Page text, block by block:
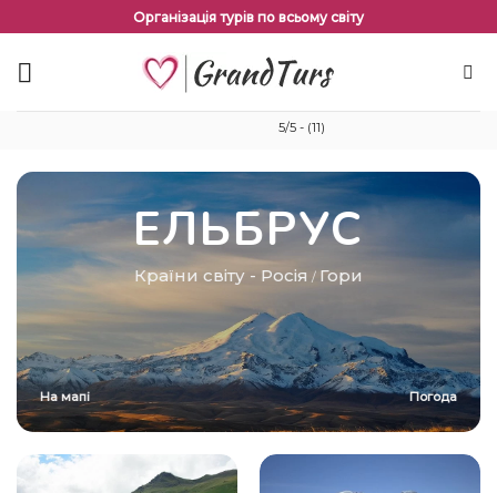
змісту
Організація турів по всьому світу
5/5 - (11)
ЕЛЬБРУС
Країни світу - Росія / Гори
На мапі Погода